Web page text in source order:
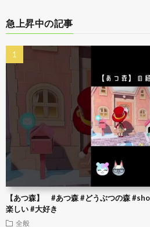
急上昇中の記事
【あつ森】 #あつ森 #どうぶつの森
楽しい #大好き
全般